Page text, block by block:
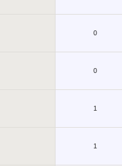
0
0
1
1